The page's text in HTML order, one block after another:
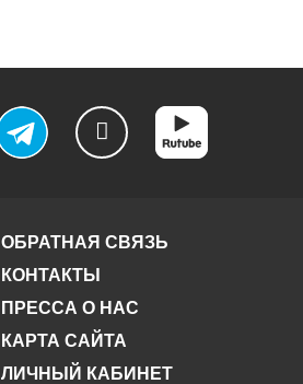
ОБРАТНАЯ СВЯЗЬ
КОНТАКТЫ
ПРЕССА О НАС
КАРТА САЙТА
ЛИЧНЫЙ КАБИНЕТ